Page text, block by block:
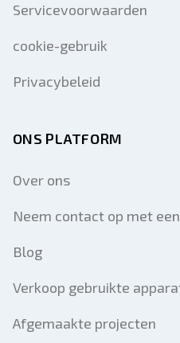
Servicevoorwaarden
cookie-gebruik
Privacybeleid
ONS PLATFORM
Over ons
Neem contact op met
Blog
Verkoop gebruikte
Afgemaakte projecten